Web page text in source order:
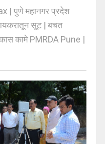
| पुणे महानगर प्रदेश
सूट | बचत
कामे PMRDA Pune |